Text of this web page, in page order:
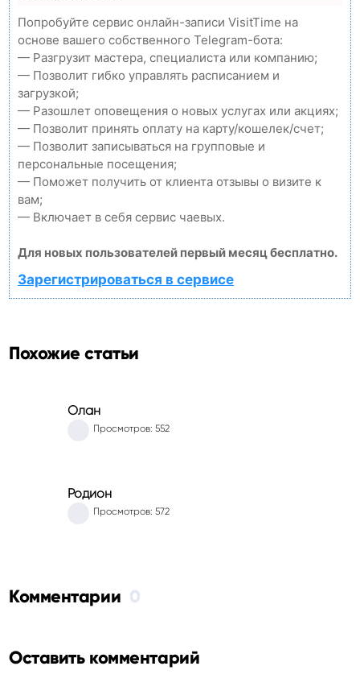
Попробуйте сервис онлайн-записи VisitTime на
основе вашего собственного Telegram-бота:
— Разгрузит мастера, специалиста или компанию;
— Позволит гибко управлять расписанием и
загрузкой;
— Разошлет оповещения о новых услугах или акциях;
— Позволит принять оплату на карту/кошелек/счет;
— Позволит записываться на групповые и
персональные посещения;
— Поможет получить от клиента отзывы о визите к
вам;
— Включает в себя сервис чаевых.
Для новых пользователей первый месяц бесплатно.
Зарегистрироваться в сервисе
Похожие статьи
Олан
Просмотров: 552
Родион
Просмотров: 572
Комментарии 0
Оставить комментарий